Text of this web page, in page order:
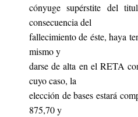
cónyuge supérstite del
consecuencia del
fallecimiento de éste, haya
mismo y
darse de alta en el RETA
cuyo caso, la
elección de bases estará
875,70 y